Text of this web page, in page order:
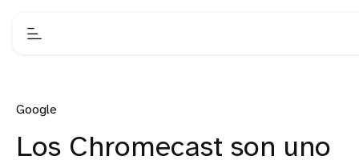
Google
Los Chromecast son uno